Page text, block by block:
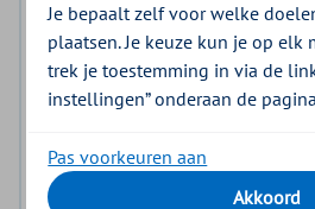
Planning en termijnen
Naleving en controle
Bijlage 1: Inkoopvoorwaarden
Je bepaalt zelf voor welke
plaatsen. Je keuze kun je op elk
trek je toestemming in via de
instellingen” onderaan de
Pas voorkeuren aan
Akkoord